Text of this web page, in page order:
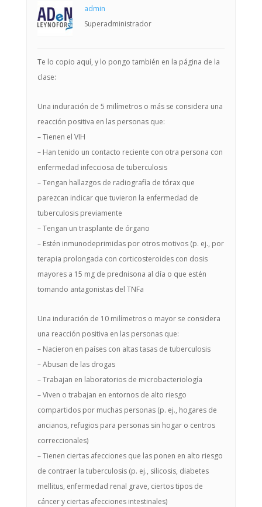
admin
Superadministrador
Te lo copio aquí, y lo pongo también en la página de la
clase:
Una induración de 5 milímetros o más se considera una
reacción positiva en las personas que:
– Tienen el VIH
– Han tenido un contacto reciente con otra persona con
enfermedad infecciosa de tuberculosis
– Tengan hallazgos de radiografía de tórax que
parezcan indicar que tuvieron la enfermedad de
tuberculosis previamente
– Tengan un trasplante de órgano
– Estén inmunodeprimidas por otros motivos (p. ej., por
terapia prolongada con corticosteroides con dosis
mayores a 15 mg de prednisona al día o que estén
tomando antagonistas del TNFa
Una induración de 10 milímetros o mayor se considera
una reacción positiva en las personas que:
– Nacieron en países con altas tasas de tuberculosis
– Abusan de las drogas
– Trabajan en laboratorios de microbacteriología
– Viven o trabajan en entornos de alto riesgo
compartidos por muchas personas (p. ej., hogares de
ancianos, refugios para personas sin hogar o centros
correccionales)
– Tienen ciertas afecciones que las ponen en alto riesgo
de contraer la tuberculosis (p. ej., silicosis, diabetes
mellitus, enfermedad renal grave, ciertos tipos de
cáncer y ciertas afecciones intestinales)